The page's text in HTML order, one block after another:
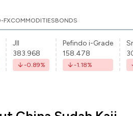
FXCOMMODITIESBONDS
JII
383.968
-0.89%
Pefindo i-Grade
158.478
-1.18%